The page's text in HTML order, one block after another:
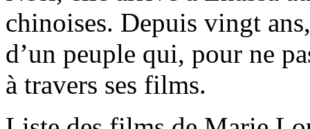
chinoises. Depuis vingt
d’un peuple qui, pour ne
à travers ses films.